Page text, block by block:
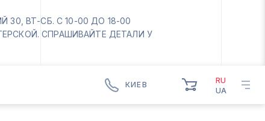
ВТ-СБ. С 10-00 ДО 18-00
СПРАШИВАЙТЕ ДЕТАЛИ У
КИЕВ
RU
UA